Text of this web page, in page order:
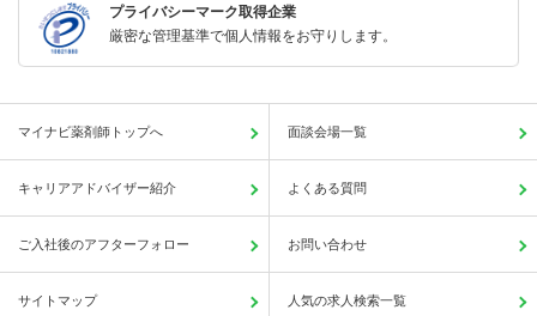
プライバシーマーク取得企業
厳密な管理基準で個人情報をお守りします。
マイナビ薬剤師トップへ 面談会場一覧
キャリアアドバイザー紹介 よくある質問
ご入社後のアフターフォロー お問い合わせ
サイトマップ 人気の求人検索一覧